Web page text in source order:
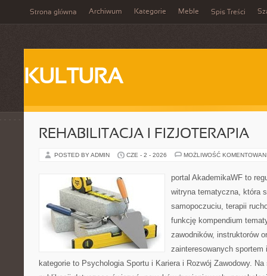
Strona główna Archiwum Kategorie Meble Spis Treści
KULTURA
REHABILITACJA I FIZJOTERAPIA
POSTED BY ADMIN CZE - 2 - 2026 MOŻLIWOŚĆ
portal AkademikaWF to
witryna tematyczna, która
samopoczuciu, terapii
funkcję kompendium
zawodników, instruktorów
zainteresowanych sportem
kategorie to Psychologia Sportu i Kariera i Rozwój Zawodowy.